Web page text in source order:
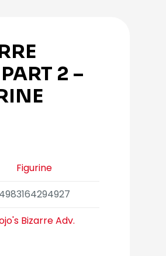
2 –
Figurine
4983164294927
Bizarre Adv.